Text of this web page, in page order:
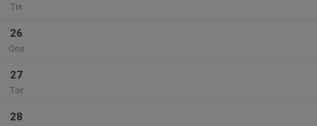
Tis
26
Ons
27
Tor
28